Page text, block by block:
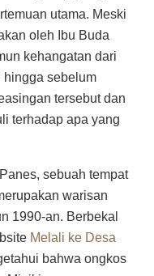
utama. Meski
oleh Ibu Buda
kehangatan dari
hingga sebelum
tersebut dan
terhadap apa yang
sebuah tempat
warisan
1990-an. Berbekal
Melali ke Desa
bahwa ongkos